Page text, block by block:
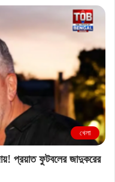
খেলা
প্রয়াত ফুটবলের জাদুকরের